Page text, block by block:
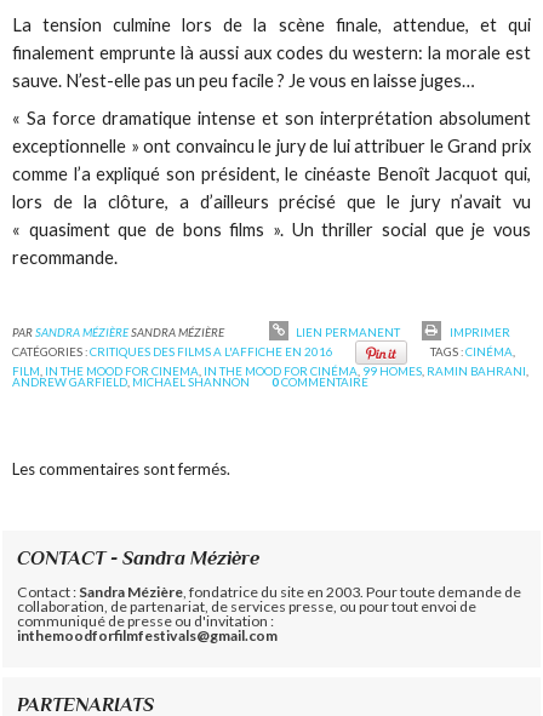
La tension culmine lors de la scène finale, attendue, et qui
finalement emprunte là aussi aux codes du western: la morale est
sauve. N’est-elle pas un peu facile ? Je vous en laisse juges…
« Sa force dramatique intense et son interprétation absolument
exceptionnelle » ont convaincu le jury de lui attribuer le Grand prix
comme l’a expliqué son président, le cinéaste Benoît Jacquot qui,
lors de la clôture, a d’ailleurs précisé que le jury n’avait vu
« quasiment que de bons films ». Un thriller social que je vous
recommande.
PARSANDRA MÉZIÈRESANDRA MÉZIÈRE LIEN PERMANENT
IMPRIMER
CATÉGORIES :CRITIQUES DES FILMS A L'AFFICHE EN 2016 TAGS :CINÉMA
FILM IN THE MOOD FOR CINEMA IN THE MOOD FOR CINÉMA 99 HOMES RAMIN BAHRANI
ANDREW GARFIELD MICHAEL SHANNON 0COMMENTAIRE
Les commentaires sont fermés.
CONTACT - Sandra Mézière
Contact : Sandra Mézière , fondatrice du site en 2003. Pour toute demande de
collaboration, de partenariat, de services presse, ou pour tout envoi de
communiqué de presse ou d'invitation :
inthemoodforfilmfestivals@gmail.com
PARTENARIATS